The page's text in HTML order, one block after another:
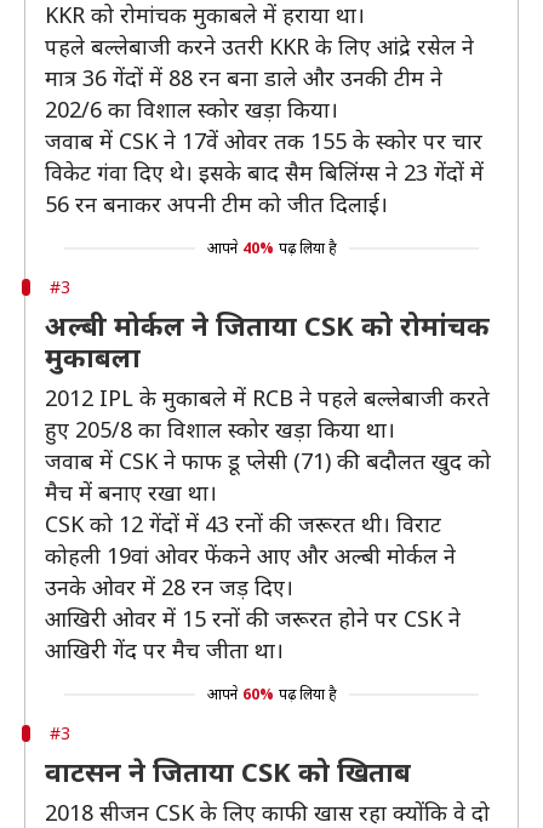
KKR को रोमांचक मुकाबले में हराया था।
पहले बल्लेबाजी करने उतरी KKR के लिए आंद्रे रसेल ने
मात्र 36 गेंदों में 88 रन बना डाले और उनकी टीम ने
202/6 का विशाल स्कोर खड़ा किया।
जवाब में CSK ने 17वें ओवर तक 155 के स्कोर पर चार
विकेट गंवा दिए थे। इसके बाद सैम बिलिंग्स ने 23 गेंदों में
56 रन बनाकर अपनी टीम को जीत दिलाई।
आपने 40% पढ़ लिया है
#3
अल्बी मोर्कल ने जिताया CSK को रोमांचक
मुकाबला
2012 IPL के मुकाबले में RCB ने पहले बल्लेबाजी करते
हुए 205/8 का विशाल स्कोर खड़ा किया था।
जवाब में CSK ने फाफ डू प्लेसी (71) की बदौलत खुद को
मैच में बनाए रखा था।
CSK को 12 गेंदों में 43 रनों की जरूरत थी। विराट
कोहली 19वां ओवर फेंकने आए और अल्बी मोर्कल ने
उनके ओवर में 28 रन जड़ दिए।
आखिरी ओवर में 15 रनों की जरूरत होने पर CSK ने
आखिरी गेंद पर मैच जीता था।
आपने 60% पढ़ लिया है
#3
वाटसन ने जिताया CSK को खिताब
2018 सीजन CSK के लिए काफी खास रहा क्योंकि वे दो